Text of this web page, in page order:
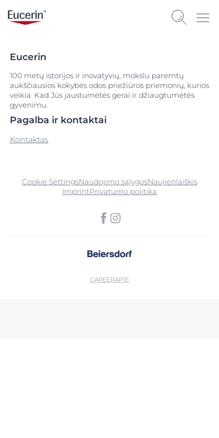
Eucerin
100 metų istorijos ir inovatyvių, mokslu paremtų
aukščiausios kokybės odos priežiūros priemonių, kurios
veikia. Kad Jūs jaustumėtės gerai ir džiaugtumėtės
gyvenimu.
Pagalba ir kontaktai
Kontaktas
Cookie SettingsNaudojimo sąlygosNaujienlaiškis
ImprintPrivatumo politika
CAREERAPIE